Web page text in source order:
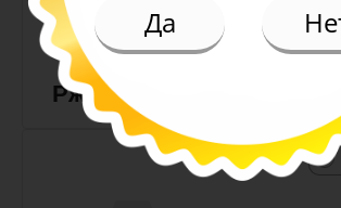
Пиво Лидское
Ржаное 5,0% с/т 0,5 л
-
Да